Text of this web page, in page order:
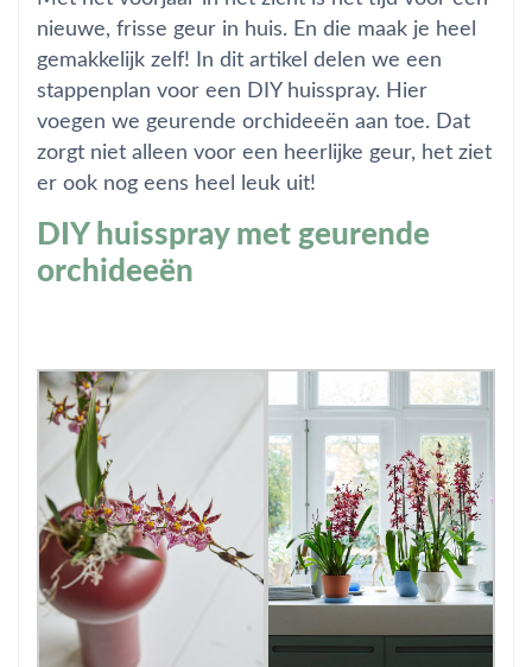
nieuwe, frisse geur in huis. En die maak je heel
gemakkelijk zelf! In dit artikel delen we een
stappenplan voor een DIY huisspray. Hier
voegen we geurende orchideeën aan toe. Dat
zorgt niet alleen voor een heerlijke geur, het ziet
er ook nog eens heel leuk uit!
DIY huisspray met geurende
orchideeën